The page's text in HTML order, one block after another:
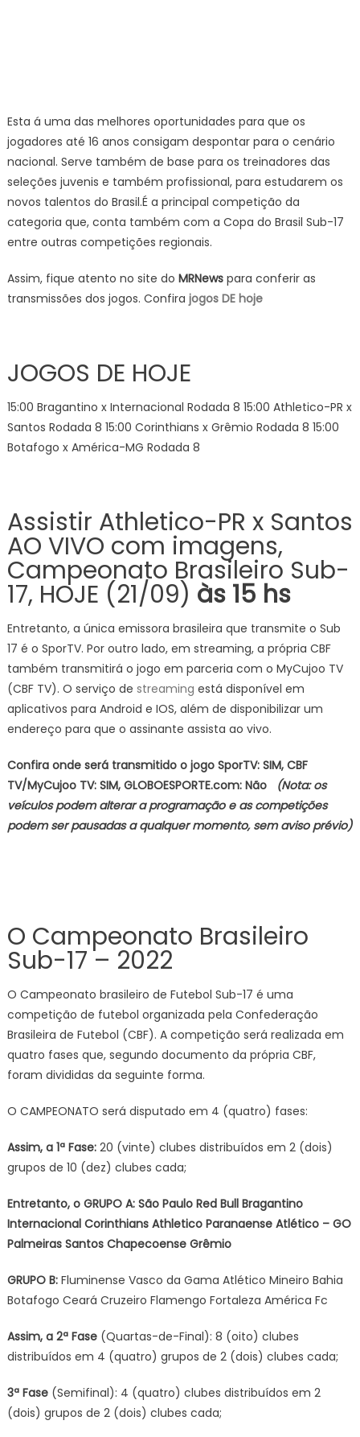
Esta á uma das melhores oportunidades para que os
jogadores até 16 anos consigam despontar para o cenário
nacional. Serve também de base para os treinadores das
seleções juvenis e também profissional, para estudarem os
novos talentos do Brasil.É a principal competição da
categoria que, conta também com a Copa do Brasil Sub-17
entre outras competições regionais.
Assim, fique atento no site do MRNewspara conferir as
transmissões dos jogos. Confira jogos DE hoje
JOGOS DE HOJE
15:00 Bragantino x Internacional Rodada 8 15:00 Athletico-PR x
Santos Rodada 8 15:00 Corinthians x Grêmio Rodada 8 15:00
Botafogo x América-MG Rodada 8
Assistir Athletico-PR x Santos
AO VIVO com imagens,
Campeonato Brasileiro Sub-
17, HOJE (21/09) às 15 hs
Entretanto, a única emissora brasileira que transmite o Sub
17 é o SporTV. Por outro lado, em streaming, a própria CBF
também transmitirá o jogo em parceria com o MyCujoo TV
(CBF TV). O serviço de streaming está disponível em
aplicativos para Android e IOS, além de disponibilizar um
endereço para que o assinante assista ao vivo.
Confira onde será transmitido o jogo SporTV: SIM, CBF
TV/MyCujoo TV: SIM, GLOBOESPORTE.com: Não
(Nota: os
veículos podem alterar a programação e as competições
podem ser pausadas a qualquer momento, sem aviso prévio)
O Campeonato Brasileiro
Sub-17 – 2022
O Campeonato brasileiro de Futebol Sub-17 é uma
competição de futebol organizada pela Confederação
Brasileira de Futebol (CBF). A competição será realizada em
quatro fases que, segundo documento da própria CBF,
foram divididas da seguinte forma.
O CAMPEONATO será disputado em 4 (quatro) fases:
Assim, a 1ª Fase:20 (vinte) clubes distribuídos em 2 (dois)
grupos de 10 (dez) clubes cada;
Entretanto, o GRUPO A: São Paulo Red Bull Bragantino
Internacional Corinthians Athletico Paranaense Atlético – GO
Palmeiras Santos Chapecoense Grêmio
GRUPO B:Fluminense Vasco da Gama Atlético Mineiro Bahia
Botafogo Ceará Cruzeiro Flamengo Fortaleza América Fc
Assim, a 2ª Fase(Quartas-de-Final): 8 (oito) clubes
distribuídos em 4 (quatro) grupos de 2 (dois) clubes cada;
3ª Fase(Semifinal): 4 (quatro) clubes distribuídos em 2
(dois) grupos de 2 (dois) clubes cada;